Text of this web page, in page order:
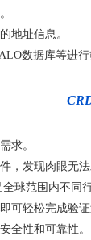
地址信息。
数据库等进
求。
，发现肉眼无
全球范围内不同
可轻松完成验
全性和可靠性。